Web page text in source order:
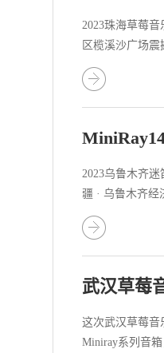
2023珠海草莓音
区榄溪沙广场
的乐迷们共同
音乐之旅！
2023乌鲁木齐
疆 · 乌鲁木齐经
区）乌鲁木齐
这次武汉草莓音
Miniray系列音